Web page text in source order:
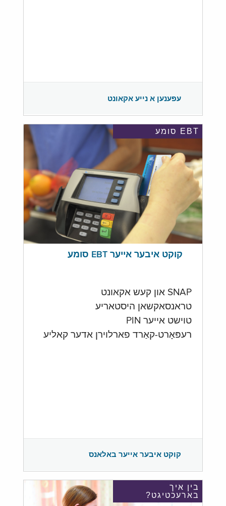
עפענען א נייע אקאונט
EBT סומע
קוקט איבער אייער EBT סומע
SNAP און קעש אקאונט
טראנסאקשאן היסטאריע
טוישט אייער PIN
רעפּאָרט-קאַרד פארלוירן אדער קאליע
קוקט איבער אייער באלאנס
בין איך
בארעכטיגט?